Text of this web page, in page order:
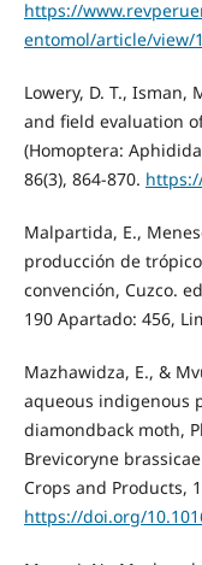
https://
entomol/article/view/
Lowery, D. T., Isman,
and field evaluation
(Homoptera:
86(3), 864-870.
Malpartida, E.,
producción de
convención, Cuzco.
190 Apartado: 456,
Mazhawidza, E., &
aqueous indigenous
diamondback moth,
Brevicoryne
Crops and Products,
https://doi.org/